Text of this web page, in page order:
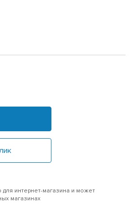
для интернет-магазина и может
магазинах